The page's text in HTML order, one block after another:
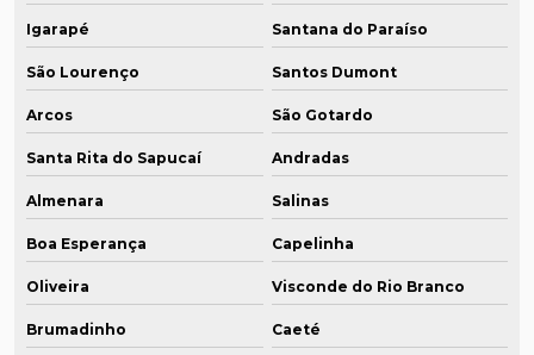
Igarapé Santana do Paraíso
São Lourenço Santos Dumont
Arcos São Gotardo
Santa Rita do Sapucaí Andradas
Almenara Salinas
Boa Esperança Capelinha
Oliveira Visconde do Rio Branco
Brumadinho Caeté